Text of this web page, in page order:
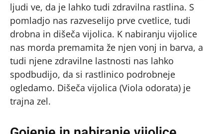
ljudi ve, da je lahko tudi zdravilna rastlina. S
pomladjo nas razveselijo prve cvetlice, tudi
drobna in dišeča vijolica. K nabiranju vijolice
nas morda premamita že njen vonj in barva, a
tudi njene zdravilne lastnosti nas lahko
spodbudijo, da si rastlinico podrobneje
ogledamo. Dišeča vijolica (Viola odorata) je
trajna zel.